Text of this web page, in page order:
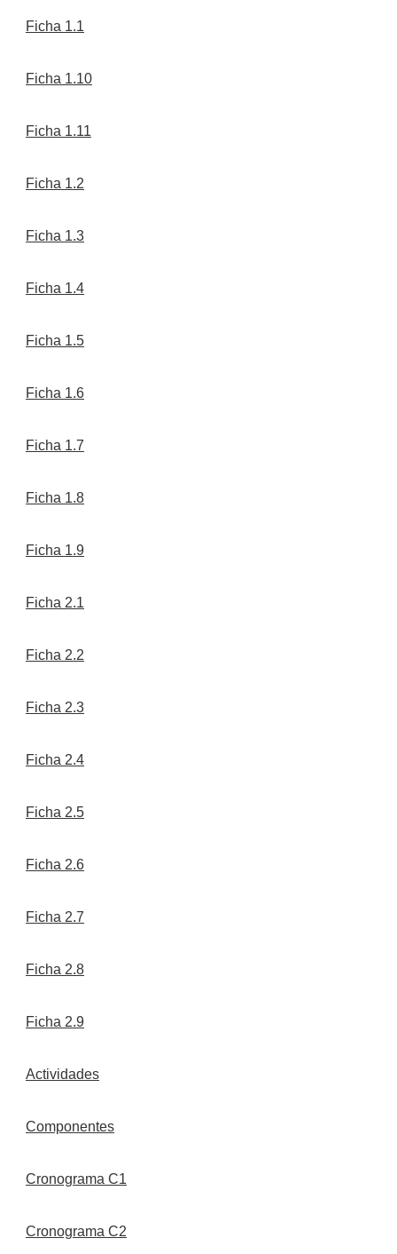
Ficha 1.1
Ficha 1.10
Ficha 1.11
Ficha 1.2
Ficha 1.3
Ficha 1.4
Ficha 1.5
Ficha 1.6
Ficha 1.7
Ficha 1.8
Ficha 1.9
Ficha 2.1
Ficha 2.2
Ficha 2.3
Ficha 2.4
Ficha 2.5
Ficha 2.6
Ficha 2.7
Ficha 2.8
Ficha 2.9
Actividades
Componentes
Cronograma C1
Cronograma C2